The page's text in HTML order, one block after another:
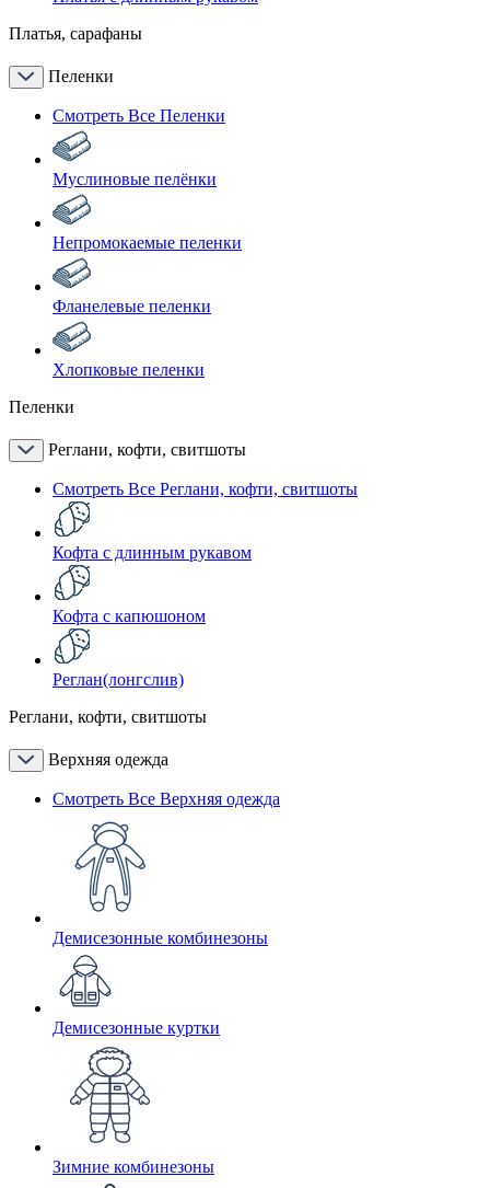
Платья, сарафаны
Пеленки
Смотреть Все Пеленки
Муслиновые пелёнки
Непромокаемые пеленки
Фланелевые пеленки
Хлопковые пеленки
Пеленки
Реглани, кофти, свитшоты
Смотреть Все Реглани, кофти, свитшоты
Кофта с длинным рукавом
Кофта с капюшоном
Реглан(лонгслив)
Реглани, кофти, свитшоты
Верхняя одежда
Смотреть Все Верхняя одежда
Демисезонные комбинезоны
Демисезонные куртки
Зимние комбинезоны